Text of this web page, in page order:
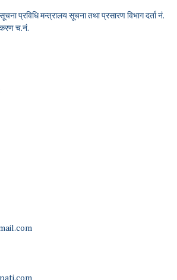
प्रविधि मन्त्रालय सूचना तथा प्रसारण विभाग दर्ता नं.
च.नं.